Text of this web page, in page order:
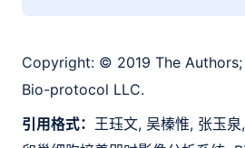
Copyright: © 2019 The
Bio-protocol LLC.
引用格式： 王珏文, 吴榛惟, 张玉